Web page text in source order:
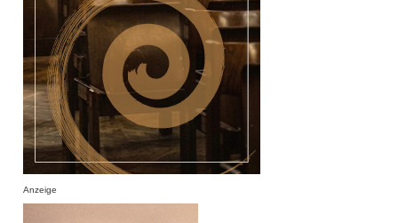
Anzeige